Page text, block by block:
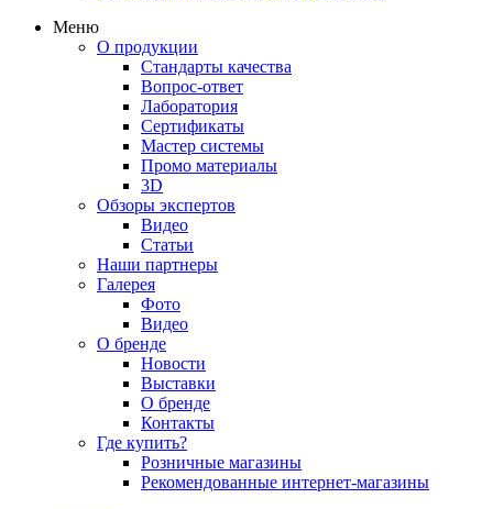
Меню
О продукции
Стандарты качества
Вопрос-ответ
Лаборатория
Сертификаты
Мастер системы
Промо материалы
3D
Обзоры экспертов
Видео
Статьи
Наши партнеры
Галерея
Фото
Видео
О бренде
Новости
Выставки
О бренде
Контакты
Где купить?
Розничные магазины
Рекомендованные интернет-магазины